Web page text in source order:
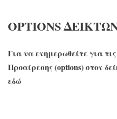
OPTIONS
Για να ενημερωθείτε για
Προαίρεσης (options) στον
εδώ